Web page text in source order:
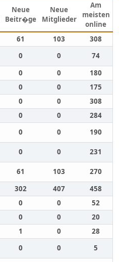
Neue
Beitr�ge
Neue
Mitglieder
Am
meisten
online
61 103
308
0 0
74
0 0
180
0 0
175
0 0
308
0 0
284
0 0
190
0 0
231
61 103
270
302 407
458
0 0
52
0 0
20
1 0
28
0 0 5